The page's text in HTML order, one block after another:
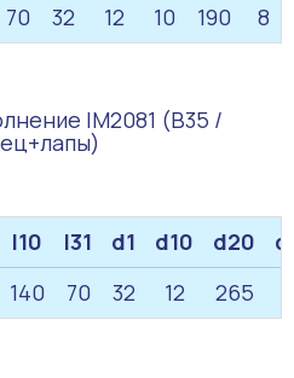
70 32 12 10 190 8
IM2081 (B35 /
l10 l31 d1 d10 d20
140 70 32 12 265